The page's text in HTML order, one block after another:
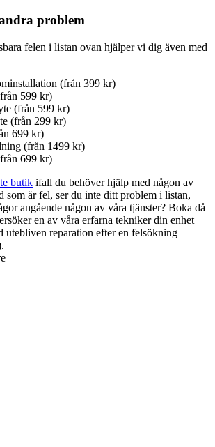
problem
felen i listan ovan hjälper vi dig även med
(från 399 kr)
599 kr)
(från 599 kr)
(från 299 kr)
699 kr)
(från 1499 kr)
699 kr)
butik ifall du behöver hjälp med någon av
som är fel, ser du inte ditt problem i listan,
angående någon av våra tjänster? Boka då
en av våra erfarna tekniker din enhet
utebliven reparation efter en felsökning